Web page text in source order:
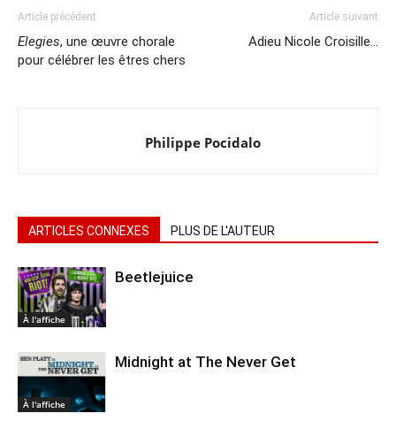
Article précédent
Elegies, une œuvre chorale
pour célébrer les êtres chers
Article suivant
Adieu Nicole Croisille…
Philippe Pocidalo
ARTICLES CONNEXES PLUS DE L'AUTEUR
À l'affiche
Beetlejuice
À l'affiche
Midnight at The Never Get